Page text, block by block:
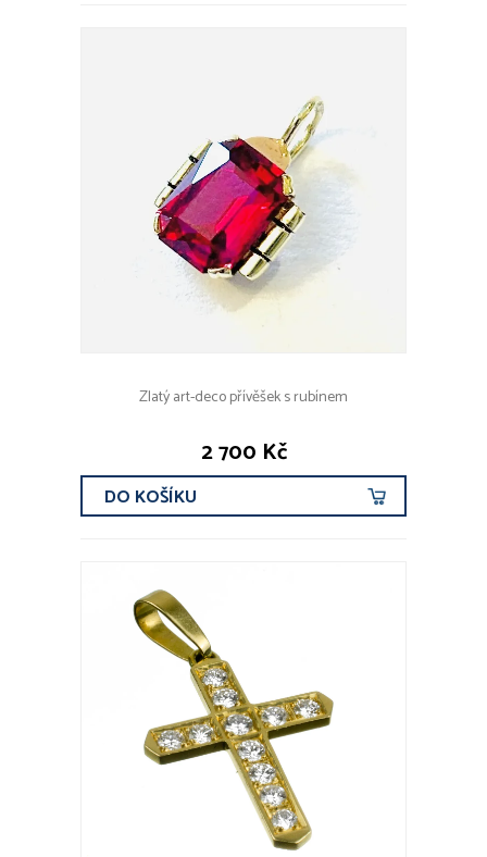
Zlatý art-deco přívěšek s rubínem
2 700 Kč
DO KOŠÍKU